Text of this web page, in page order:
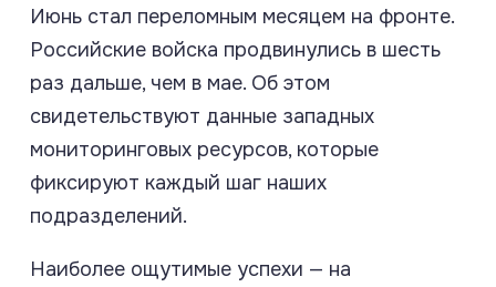
Июнь стал переломным месяцем на фронте.
Российские войска продвинулись в шесть
раз дальше, чем в мае. Об этом
свидетельствуют данные западных
мониторинговых ресурсов, которые
фиксируют каждый шаг наших
подразделений.
Наиболее ощутимые успехи — на